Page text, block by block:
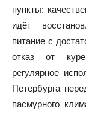
пункты:
идёт
питание с
отказ от
регулярное
Петербурга
пасмурного